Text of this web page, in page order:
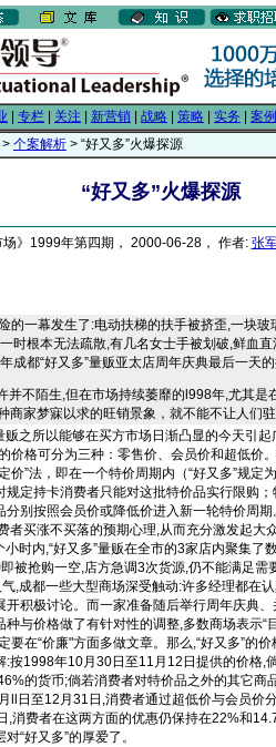
专栏 关注 新营销 战略 策略 实务 案例
> 个案解析 > “好又多”火爆探源
“好又多”火爆探源
场》1999年第四期， 2000-06-28， 作者: 张
一幕发生了:电动扶梯的扶手被挤歪,一块玻
时根本无法疏散,有几名女士手被划破,鲜血
成都“好又多”量贩亚太店周年庆典最后一天的
并不陌生,但在市场持续萎靡的l998年,尤其是
商家梦寐以求的旺销景象，就不能不让人们驻
贩之所以能够在买方市场日渐凸显的今天引
价格可分为三种：零售价、会员价和超低价
价”法，即在一个特价周期内（“好又多”规定
规定持卡消费者只能对这批特价品实行限购
分别按照会员价或降低价进入新一轮特价周
者买涨不买落的预期心理,从而充分激发起大
时内,“好又多”量贩在全市的3家店内聚集了
被抢购一空,店方急调3次货源,仍不能满足需
,成都一些大型商场深受触动:许多经理都在
开积极讨论。而一家准备随后举行周年庆典
种与价格做了有针对性的调整,多数商场表示“
要在“价廉"方面多做文章。那么,“好又多”的
:按1998年10月30日至11月12日提供的价格,
的货币;倘若消费者对特价品之外的其它商
ll日至12月31日,消费者通过超低价与会员价
,消费者在这两方面的优惠仍保持在22%和
“好又多”的厚爱了。